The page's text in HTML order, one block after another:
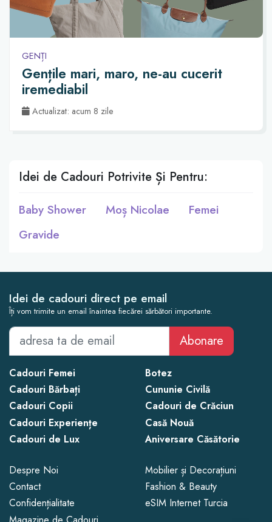
GENȚI
Gențile mari, maro, ne-au cucerit
iremediabil
Actualizat: acum 8 zile
Idei de Cadouri Potrivite Și Pentru:
Baby Shower Moș Nicolae
Femei
Gravide
Idei de cadouri direct pe email
Îți vom trimite un email înaintea fiecărei sărbători importante.
Abonare
Cadouri Femei
Cadouri Bărbați
Cadouri Copii
Cadouri Experiențe
Cadouri de Lux
Botez
Cununie Civilă
Cadouri de Crăciun
Casă Nouă
Aniversare Căsătorie
Despre Noi
Contact
Confidențialitate
Mobilier și Decorațiuni
Fashion & Beauty
eSIM Internet Turcia